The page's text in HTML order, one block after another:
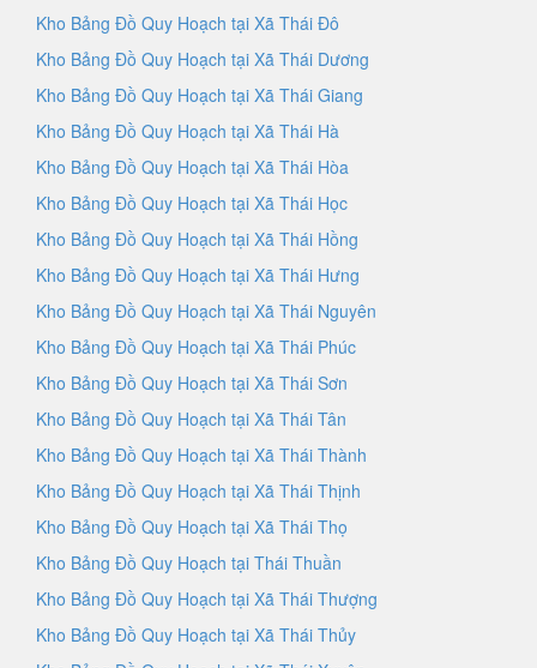
Kho Bảng Đồ Quy Hoạch tại Xã Thái Đô
Kho Bảng Đồ Quy Hoạch tại Xã Thái Dương
Kho Bảng Đồ Quy Hoạch tại Xã Thái Giang
Kho Bảng Đồ Quy Hoạch tại Xã Thái Hà
Kho Bảng Đồ Quy Hoạch tại Xã Thái Hòa
Kho Bảng Đồ Quy Hoạch tại Xã Thái Học
Kho Bảng Đồ Quy Hoạch tại Xã Thái Hồng
Kho Bảng Đồ Quy Hoạch tại Xã Thái Hưng
Kho Bảng Đồ Quy Hoạch tại Xã Thái Nguyên
Kho Bảng Đồ Quy Hoạch tại Xã Thái Phúc
Kho Bảng Đồ Quy Hoạch tại Xã Thái Sơn
Kho Bảng Đồ Quy Hoạch tại Xã Thái Tân
Kho Bảng Đồ Quy Hoạch tại Xã Thái Thành
Kho Bảng Đồ Quy Hoạch tại Xã Thái Thịnh
Kho Bảng Đồ Quy Hoạch tại Xã Thái Thọ
Kho Bảng Đồ Quy Hoạch tại Thái Thuần
Kho Bảng Đồ Quy Hoạch tại Xã Thái Thượng
Kho Bảng Đồ Quy Hoạch tại Xã Thái Thủy